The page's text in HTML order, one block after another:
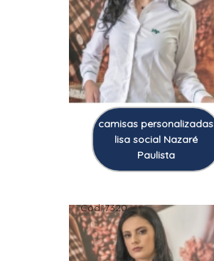
camisas personalizadas
lisa social Nazaré
Paulista
Cod.:7320